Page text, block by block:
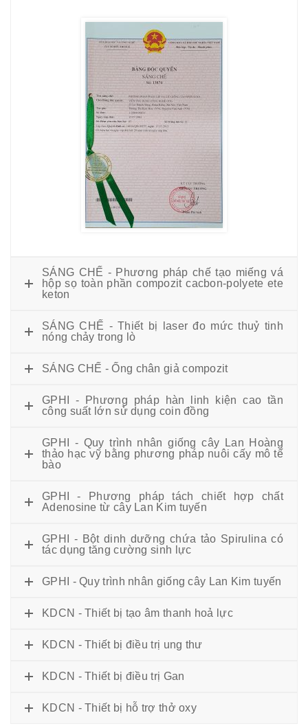
SÁNG CHẾ - Phương pháp chế tạo miếng vá
hộp sọ toàn phần compozit cacbon-polyete ete
keton
SÁNG CHẾ - Thiết bị laser đo mức thuỷ tinh
nóng chảy trong lò
SÁNG CHẾ - Ống chân giả compozit
GPHI - Phương pháp hàn linh kiện cao tần
công suất lớn sử dụng coin đồng
GPHI - Quy trình nhân giống cây Lan Hoàng
thảo hạc vỹ bằng phương pháp nuôi cấy mô tế
bào
GPHI - Phương pháp tách chiết hợp chất
Adenosine từ cây Lan Kim tuyến
GPHI - Bột dinh dưỡng chứa tảo Spirulina có
tác dụng tăng cường sinh lực
GPHI - Quy trình nhân giống cây Lan Kim tuyến
KDCN - Thiết bị tạo âm thanh hoả lực
KDCN - Thiết bị điều trị ung thư
KDCN - Thiết bị điều trị Gan
KDCN - Thiết bị hỗ trợ thở oxy